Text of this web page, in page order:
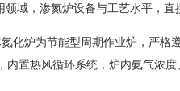
域，渗氮炉设备与工艺水平，
化炉为节能型周期作业炉，严格
内置热风循环系统，炉内氨气浓